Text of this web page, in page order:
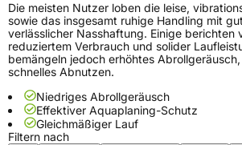
Die meisten Nutzer loben die leise,
sowie das insgesamt ruhige Handling mit
verlässlicher Nasshaftung. Einige berichten
reduziertem Verbrauch und solider
bemängeln jedoch erhöhtes
schnelles Abnutzen.
Niedriges Abrollgeräusch
Effektiver Aquaplaning-Schutz
Gleichmäßiger Lauf
Filtern nach